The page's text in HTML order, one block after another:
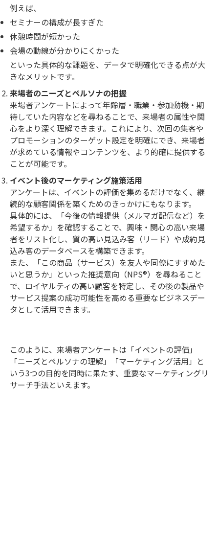
例えば、
セミナーの構成が長すぎた
休憩時間が短かった
会場の動線が分かりにくかった
といった具体的な課題を、データで明確化できる点が大
きなメリットです。
来場者のニーズとペルソナの把握
来場者アンケートによって年齢層・職業・参加動機・期
待していた内容などを尋ねることで、来場者の属性や関
心をより深く理解できます。これにより、次回の集客や
プロモーションのターゲット設定を明確にでき、来場者
が求めている情報やコンテンツを、より的確に提供する
ことが可能です。
イベント後のマーケティング施策活用
アンケートは、イベントの評価を集めるだけでなく、継
続的な顧客関係を築くためのきっかけにもなります。
具体的には、「今後の情報提供（メルマガ配信など）を
希望するか」を確認することで、興味・関心の高い来場
者をリスト化し、質の高い見込み客（リード）や成約見
込み客のデータベースを構築できます。
また、「この商品（サービス）を友人や同僚にすすめた
いと思うか」といった推奨意向（NPS®）を尋ねること
で、ロイヤルティの高い顧客を特定し、その後の製品や
サービス提案の成功可能性を高める重要なビジネスデー
タとして活用できます。
このように、来場者アンケートは「イベントの評価」
「ニーズとペルソナの理解」「マーケティング活用」と
いう3つの目的を同時に果たす、重要なマーケティングリ
サーチ手法といえます。